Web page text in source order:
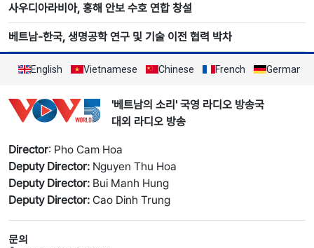
사우디아라비아, 홍해 안보 수호 연합 창설
베트남-한국, 생명공학 연구 및 기술 이전 협력 박차
English Vietnamese Chinese French German
'베트남의 소리' 국영 라디오 방송국
대외 라디오 방송
Director: Pho Cam Hoa
Deputy Director: Nguyen Thu Hoa
Deputy Director: Bui Manh Hung
Deputy Director: Cao Dinh Trung
문의